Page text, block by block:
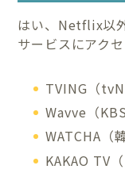
はい、Netflix以
サービスにアク
TVING（tvN
Wavve（
WATCHA（
KAKAO TV